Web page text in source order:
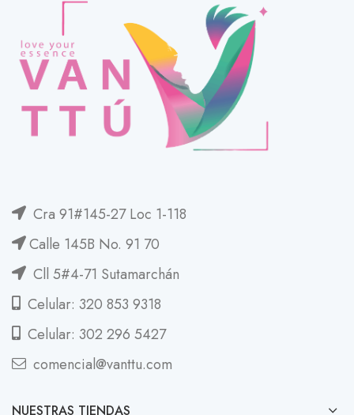
Cra 91#145-27 Loc 1-118
Calle 145B No. 91 70
Cll 5#4-71 Sutamarchán
Celular: 320 853 9318
Celular: 302 296 5427
comencial@vanttu.com
NUESTRAS TIENDAS